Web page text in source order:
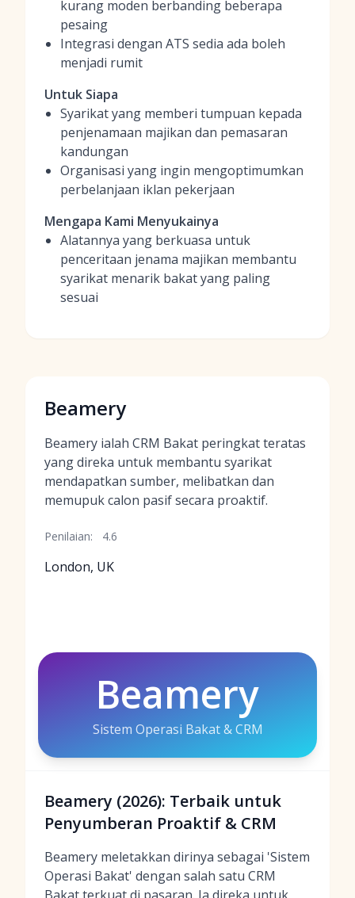
kurang moden berbanding beberapa
pesaing
Integrasi dengan ATS sedia ada boleh
menjadi rumit
Untuk Siapa
Syarikat yang memberi tumpuan kepada
penjenamaan majikan dan pemasaran
kandungan
Organisasi yang ingin mengoptimumkan
perbelanjaan iklan pekerjaan
Mengapa Kami Menyukainya
Alatannya yang berkuasa untuk
penceritaan jenama majikan membantu
syarikat menarik bakat yang paling
sesuai
Beamery
Beamery ialah CRM Bakat peringkat teratas
yang direka untuk membantu syarikat
mendapatkan sumber, melibatkan dan
memupuk calon pasif secara proaktif.
Penilaian: 4.6
London, UK
Beamery
Sistem Operasi Bakat & CRM
Beamery (2026): Terbaik untuk
Penyumberan Proaktif & CRM
Beamery meletakkan dirinya sebagai 'Sistem
Operasi Bakat' dengan salah satu CRM